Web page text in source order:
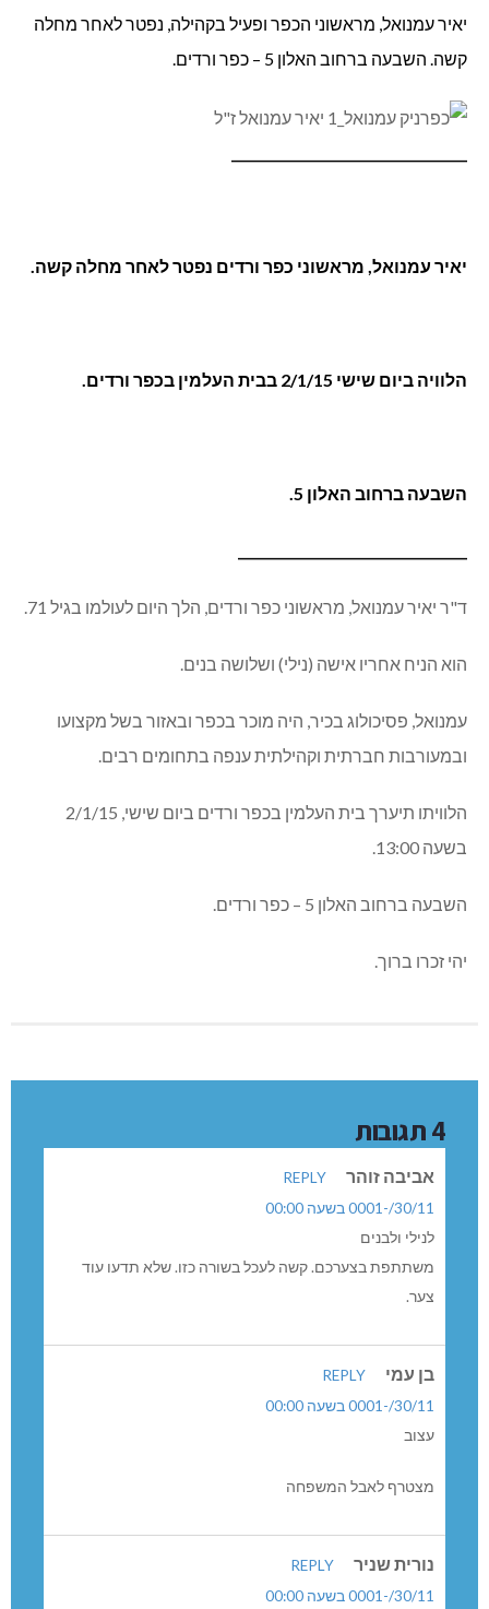
יאיר עמנואל, מראשוני הכפר ופעיל בקהילה, נפטר לאחר מחלה
קשה. השבעה ברחוב האלון 5 – כפר ורדים.
יאיר עמנואל, מראשוני כפר ורדים נפטר לאחר מחלה קשה.
הלוויה ביום שישי 2/1/15 בבית העלמין בכפר ורדים.
השבעה ברחוב האלון 5.
ד"ר יאיר עמנואל, מראשוני כפר ורדים, הלך היום לעולמו בגיל 71.
הוא הניח אחריו אישה (נילי) ושלושה בנים.
עמנואל, פסיכולוג בכיר, היה מוכר בכפר ובאזור בשל מקצועו
ובמעורבות חברתית וקהילתית ענפה בתחומים רבים.
הלוויתו תיערך בית העלמין בכפר ורדים ביום שישי, 2/1/15
בשעה 13:00.
השבעה ברחוב האלון 5 – כפר ורדים.
יהי זכרו ברוך.
4 תגובות
אביבה זוהר
REPLY
30/11/-0001 בשעה 00:00
לנילי ולבנים
משתתפת בצערכם. קשה לעכל בשורה כזו. שלא תדעו עוד
צער.
בן עמי
REPLY
30/11/-0001 בשעה 00:00
עצוב
מצטרף לאבל המשפחה
נורית שניר
REPLY
30/11/-0001 בשעה 00:00